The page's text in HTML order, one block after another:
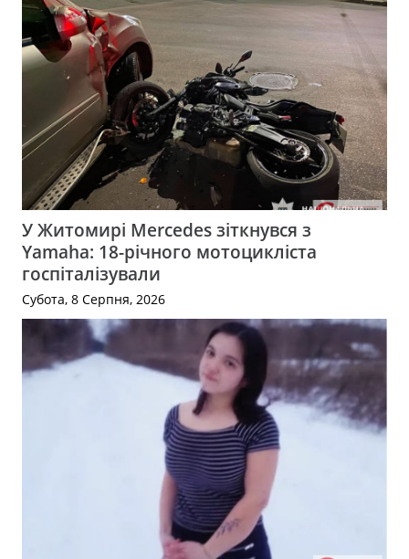
У Житомирі Mercedes зіткнувся з
Yamaha: 18-річного мотоцикліста
госпіталізували
Субота, 8 Серпня, 2026